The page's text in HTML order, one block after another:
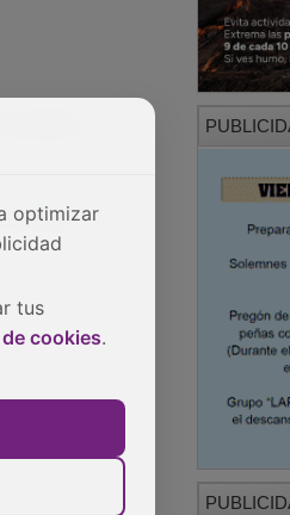
ermitas
optimizar
tus
cookies.